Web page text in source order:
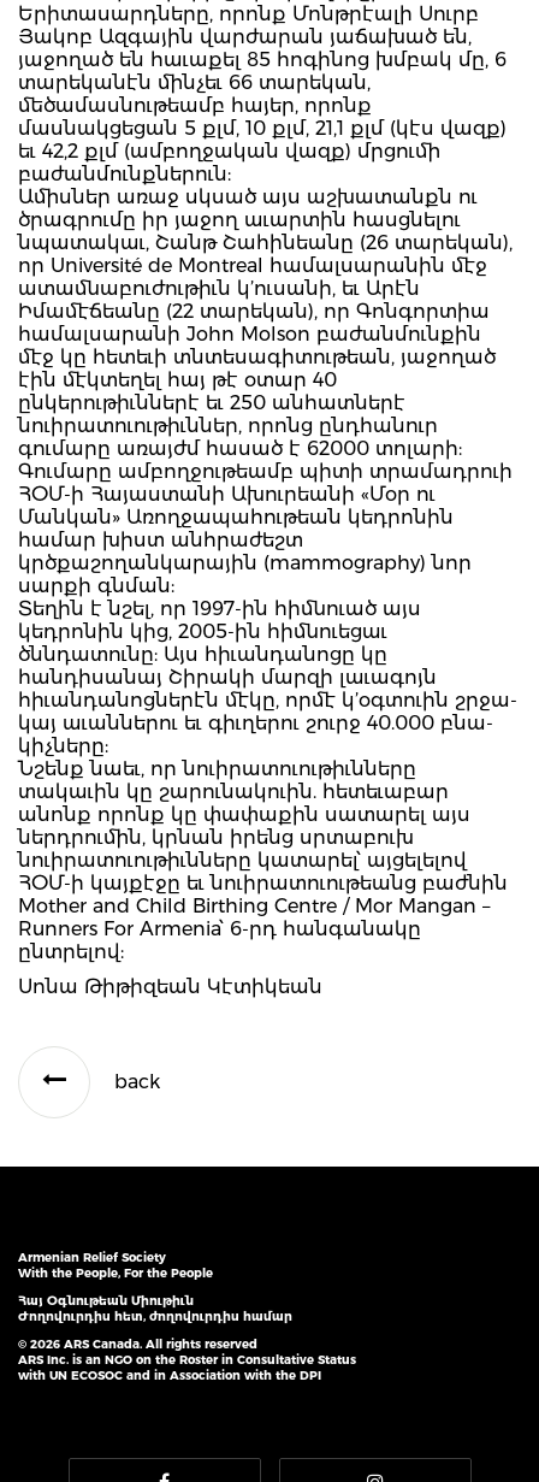
Երիտասարդները, որոնք Մոնթրէալի Սուրբ
Յակոբ Ազգային վարժարան յաճախած են,
յաջողած են հաւաքել 85 հոգինոց խմբակ մը, 6
տարեկանէն մինչեւ 66 տարեկան,
մեծամասնութեամբ հայեր, որոնք
մասնակցեցան 5 քլմ, 10 քլմ, 21,1 քլմ (կէս վազք)
եւ 42,2 քլմ (ամբողջական վազք) մրցումի
բաժանմունքներուն:
Ամիսներ առաջ սկսած այս աշխատանքն ու
ծրագրումը իր յաջող աւարտին հասցնելու
նպատակաւ, Շանթ Շահինեանը (26 տարեկան),
որ Université de Montreal համալսարանին մէջ
ատամնաբուժութիւն կ’ուսանի, եւ Արէն
Իմամէճեանը (22 տարեկան), որ Գոնգորտիա
համալսարանի John Molson բաժանմունքին
մէջ կը հետեւի տնտեսագիտութեան, յաջողած
էին մէկտեղել հայ թէ օտար 40
ընկերութիւններէ եւ 250 անհատներէ
նուիրատուութիւններ, որոնց ընդհանուր
գումարը առայժմ հասած է 62000 տոլարի:
Գումարը ամբողջութեամբ պիտի տրամադրուի
ՀՕՄ-ի Հայաստանի Ախուրեանի «Մօր ու
Մանկան» Առողջապահութեան կեդրոնին
համար խիստ անհրաժեշտ
կրծքաշողանկարային (mammography) նոր
սարքի գնման:
Տեղին է նշել, որ 1997-ին հիմնուած այս
կեդրոնին կից, 2005-ին հիմնուեցաւ
ծննդատունը: Այս հիւանդանոցը կը
հանդիսանայ Շիրակի մարզի լաւագոյն
հիւանդանոցներէն մէկը, որմէ կ’օգտուին շրջա­
կայ ա­ւան­նե­րու եւ գիւ­ղե­րու շուրջ 40.000 բնա­
կիչ­նե­րը:
Նշենք նաեւ, որ նուիրատուութիւնները
տակաւին կը շարունակուին. հետեւաբար
անոնք որոնք կը փափաքին սատարել այս
ներդրումին, կրնան իրենց սրտաբուխ
նուիրատուութիւնները կատարել՝ այցելելով
ՀՕՄ-ի կայքէջը եւ նուիրատուութեանց բաժնին
Mother and Child Birthing Centre / Mor Mangan –
Runners For Armenia՝ 6-րդ հանգանակը
ընտրելով:
Սոնա Թիթիզեան Կէտիկեան
back
Armenian Relief Society
With the People, For the People
Հայ Օգնութեան Միութիւն
Ժողովուրդիս հետ, ժողովուրդիս համար
© 2026 ARS Canada. All rights reserved
ARS Inc. is an NGO on the Roster in Consultative Status
with UN ECOSOC and in Association with the DPI